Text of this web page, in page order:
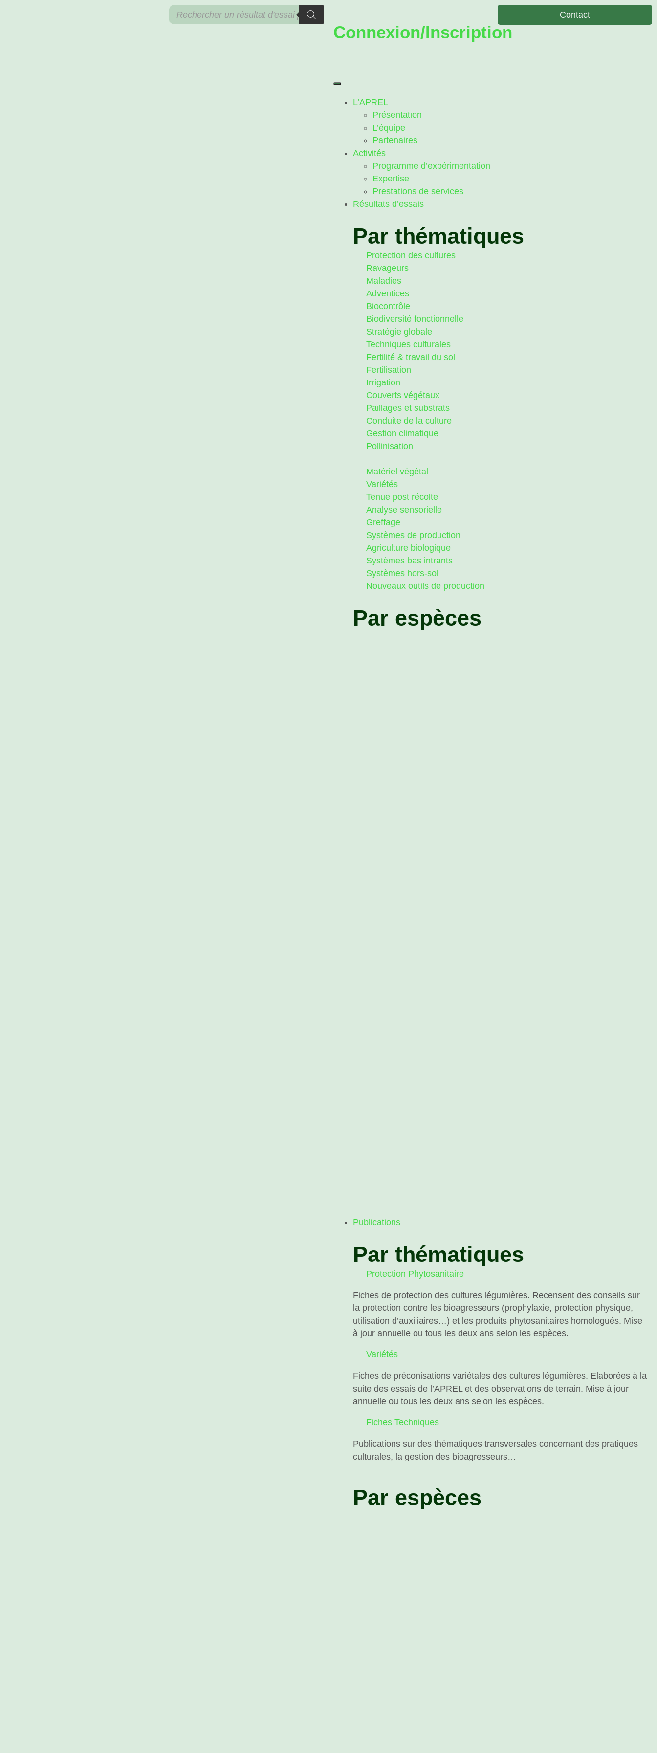
Connexion/Inscription
Contact
L’APREL
Présentation
L’équipe
Partenaires
Activités
Programme d’expérimentation
Expertise
Prestations de services
Résultats d’essais
Par thématiques
Protection des cultures
Ravageurs
Maladies
Adventices
Biocontrôle
Biodiversité fonctionnelle
Stratégie globale
Techniques culturales
Fertilité & travail du sol
Fertilisation
Irrigation
Couverts végétaux
Paillages et substrats
Conduite de la culture
Gestion climatique
Pollinisation
Matériel végétal
Variétés
Tenue post récolte
Analyse sensorielle
Greffage
Systèmes de production
Agriculture biologique
Systèmes bas intrants
Systèmes hors-sol
Nouveaux outils de production
Par espèces
Publications
Par thématiques
Protection Phytosanitaire
Fiches de protection des cultures légumières. Recensent des conseils sur
la protection contre les bioagresseurs (prophylaxie, protection physique,
utilisation d’auxiliaires…) et les produits phytosanitaires homologués. Mise
à jour annuelle ou tous les deux ans selon les espèces.
Variétés
Fiches de préconisations variétales des cultures légumières. Elaborées à la
suite des essais de l’APREL et des observations de terrain. Mise à jour
annuelle ou tous les deux ans selon les espèces.
Fiches Techniques
Publications sur des thématiques transversales concernant des pratiques
culturales, la gestion des bioagresseurs…
Par espèces